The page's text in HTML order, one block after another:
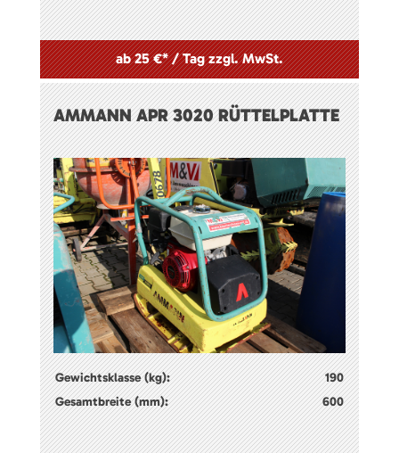
ab 25 €* / Tag zzgl. MwSt.
AMMANN APR 3020 RÜTTELPLATTE
Gewichtsklasse (kg):
190
Gesamtbreite (mm):
600